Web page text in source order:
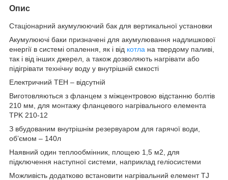
Опис
Стаціонарний акумулюючий бак для вертикальної установки
Акумулюючі баки призначені для акумулювання надлишкової
енергії в системі опалення, як і від котла на твердому паливі,
так і від інших джерел, а також дозволяють нагрівати або
підігрівати технічну воду у внутрішній ємкості
Електричний ТЕН – відсутній
Виготовляються з фланцем з міжцентровою відстанню болтів
210 мм, для монтажу фланцевого нагрівального елемента
TPK 210-12
З вбудованим внутрішнім резервуаром для гарячої води,
об’ємом – 140л
Наявний один теплообмінник, площею 1,5 м2, для
підключення наступної системи, наприклад геліосистеми
Можливість додатково встановити нагрівальний елемент TJ